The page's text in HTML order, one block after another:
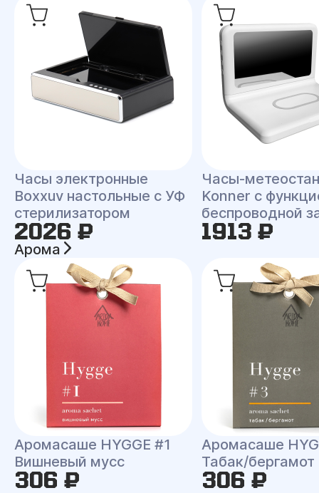
Часы электронные
Boxxuv настольные с УФ
стерилизатором
2026 ₽
Часы-
Konner с
беспроводной
1913 ₽
Арома
Аромасаше HYGGE #1
Вишневый мусс
306 ₽
Аромасаше
Табак/бергамот
306 ₽